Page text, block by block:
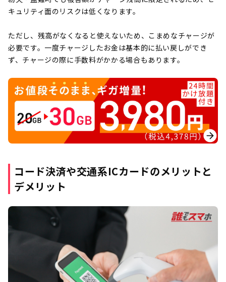
キュリティ面のリスクは低くなります。
ただし、残高がなくなると使えないため、こまめなチャージが
必要です。一度チャージしたお金は基本的に払い戻しができ
ず、チャージの際に手数料がかかる場合もあります。
コード決済や交通系ICカードのメリットと
デメリット